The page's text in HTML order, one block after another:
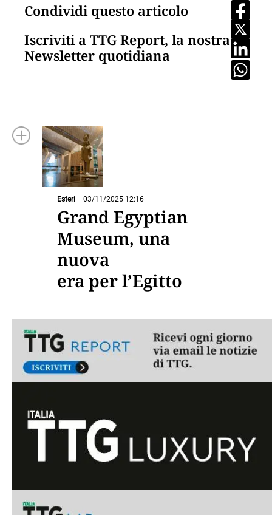
Condividi questo articolo
Iscriviti a TTG Report, la nostra
Newsletter quotidiana
Esteri 03/11/2025 12:16
Grand Egyptian
Museum, una
nuova
era per l’Egitto